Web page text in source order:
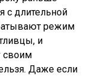
с длительной
режим
и
своим
Даже если